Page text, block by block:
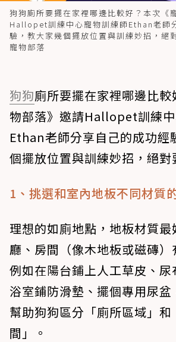
狗狗廁所要擺在家裡哪邊比較好？本次《
Hallopet訓練中心寵物訓練師Ethan老師
驗，教大家幾個擺放位置與訓練妙招，絕
寵物部落
狗狗廁所要擺在家裡哪邊比較
物部落》邀請Hallopet訓練
Ethan老師分享自己的成功經
個擺放位置與訓練妙招，絕對
1、挑選和室內地板不同材質
理想的如廁地點，地板材質最
廳、房間（像木地板或磁磚）
例如在陽台鋪上人工草皮、尿
浴室鋪防滑墊、擺個專用尿
幫助狗狗區分「廁所區域」和
間」。